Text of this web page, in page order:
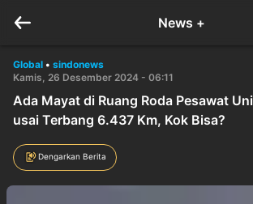
News +
Global • sindonews
Kamis, 26 Desember 2024 - 06:11
Ada Mayat di Ruang Roda Pesawat
usai Terbang 6.437 Km, Kok Bisa?
Dengarkan Berita